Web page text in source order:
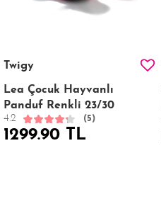
Twigy
Lea Çocuk Hayvanlı
Panduf Renkli 23/30
4.2 (5)
1299.90 TL